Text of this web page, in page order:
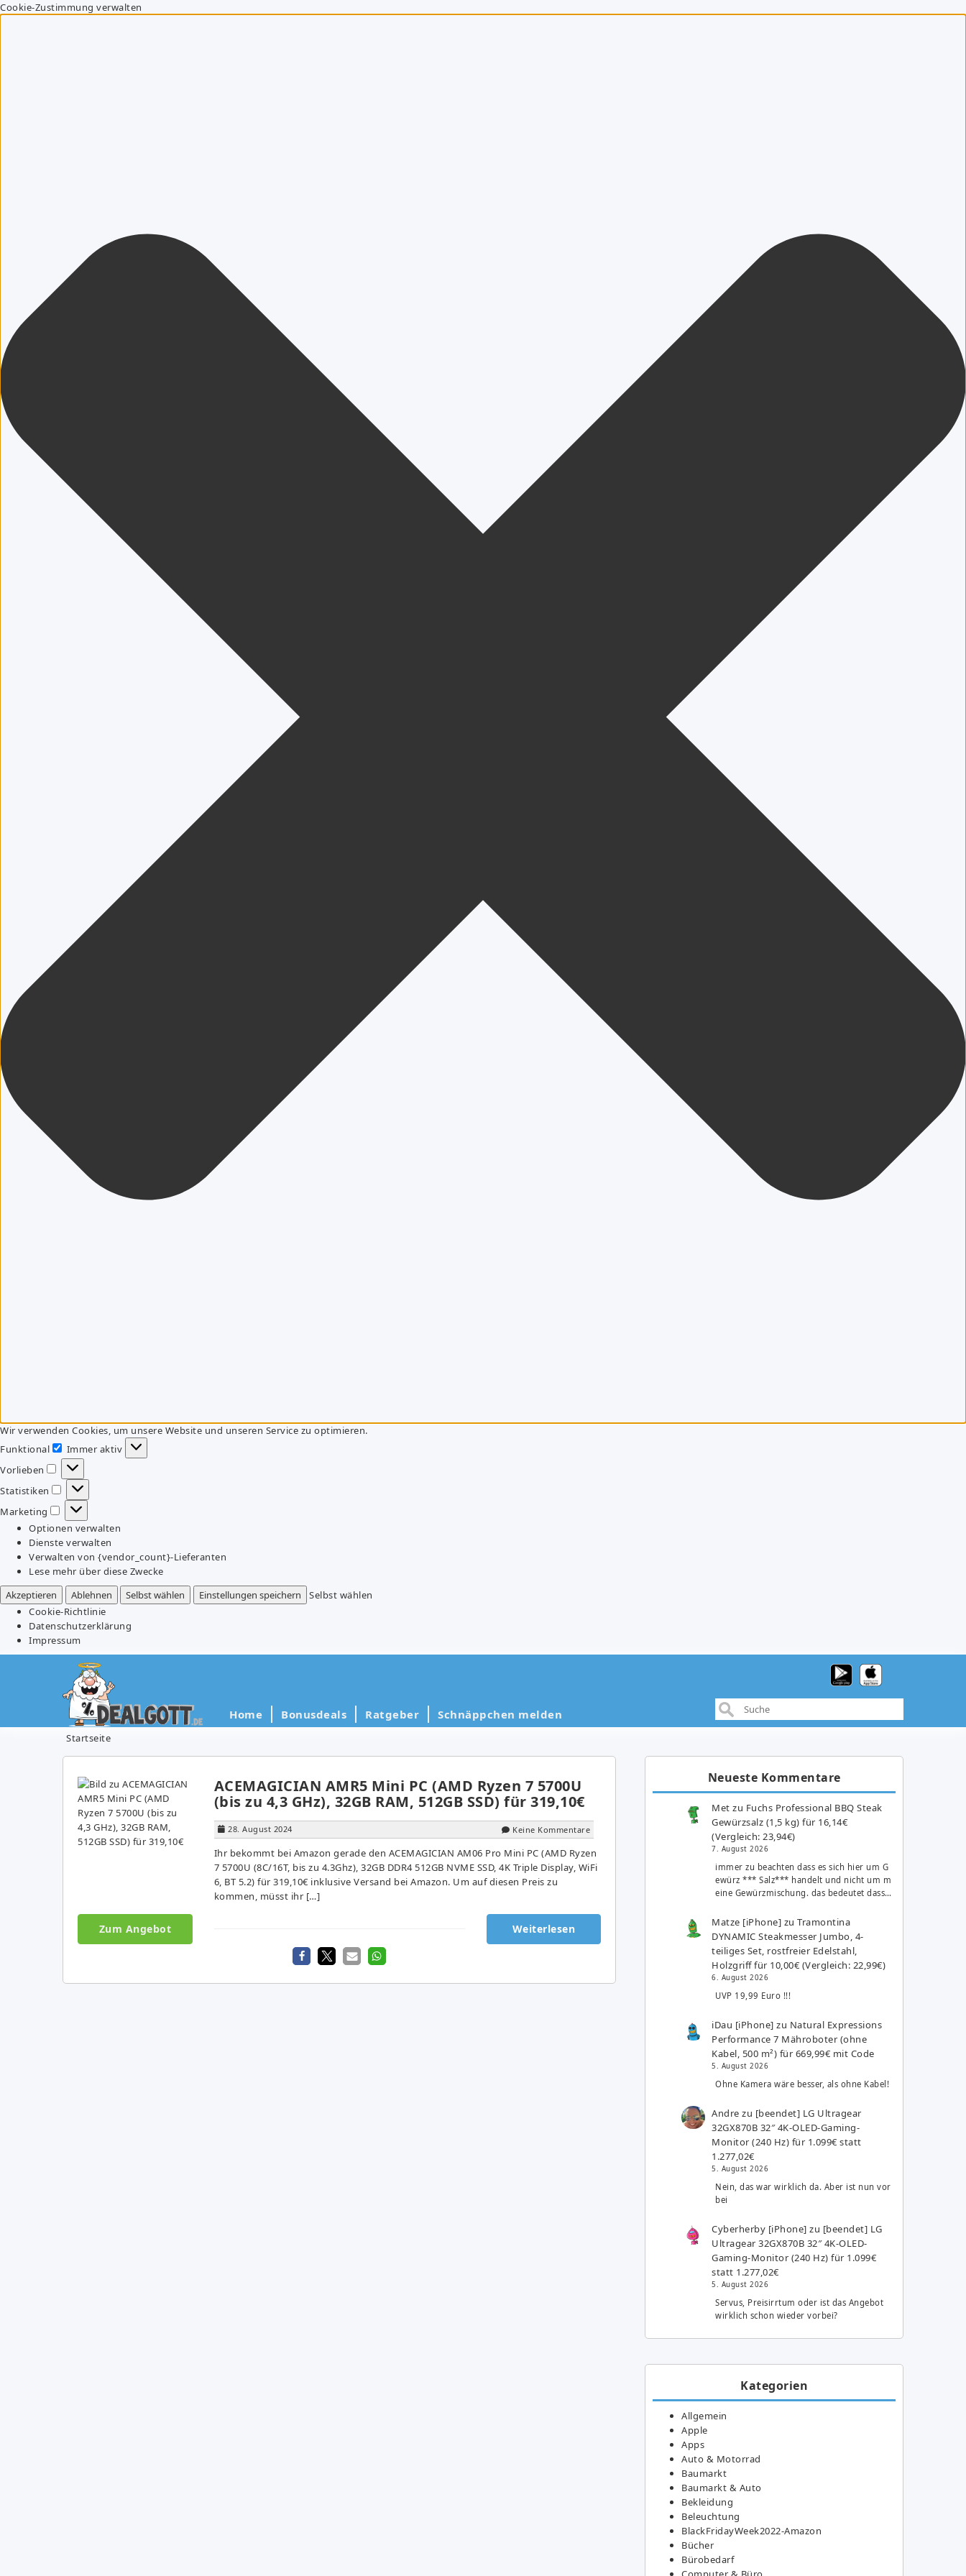
Cookie-Zustimmung verwalten
Wir verwenden Cookies, um unsere Website und unseren Service zu optimieren.
Funktional
Funktional
Immer aktiv
Vorlieben
Vorlieben
Statistiken
Statistiken
Marketing
Marketing
Optionen verwalten
Dienste verwalten
Verwalten von {vendor_count}-Lieferanten
Lese mehr über diese Zwecke
Akzeptieren
Ablehnen Selbst wählen Einstellungen speichern
Selbst wählen
Cookie-Richtlinie
Datenschutzerklärung
Impressum
Home Bonusdeals Ratgeber Schnäppchen melden
Startseite
ACEMAGICIAN AMR5 Mini PC (AMD Ryzen 7 5700U
(bis zu 4,3 GHz), 32GB RAM, 512GB SSD) für 319,10€
28. August 2024 Keine Kommentare
Ihr bekommt bei Amazon gerade den ACEMAGICIAN AM06 Pro Mini PC (AMD Ryzen
7 5700U (8C/16T, bis zu 4.3Ghz), 32GB DDR4 512GB NVME SSD, 4K Triple Display, WiFi
6, BT 5.2) für 319,10€ inklusive Versand bei Amazon. Um auf diesen Preis zu
kommen, müsst ihr […]
Zum Angebot Weiterlesen
Neueste Kommentare
Met zu Fuchs Professional BBQ Steak
Gewürzsalz (1,5 kg) für 16,14€
(Vergleich: 23,94€)
7. August 2026
immer zu beachten dass es sich hier um G
ewürz *** Salz*** handelt und nicht um m
eine Gewürzmischung. das bedeutet dass…
Matze [iPhone] zuTramontina
DYNAMIC Steakmesser Jumbo, 4-
teiliges Set, rostfreier Edelstahl,
Holzgriff für 10,00€ (Vergleich: 22,99€)
6. August 2026
UVP 19,99 Euro !!!
iDau [iPhone] zu Natural Expressions
Performance 7 Mähroboter (ohne
Kabel, 500 m²) für 669,99€ mit Code
5. August 2026
Ohne Kamera wäre besser, als ohne Kabel!
Andre zu [beendet] LG Ultragear
32GX870B 32″ 4K-OLED-Gaming-
Monitor (240 Hz) für 1.099€ statt
1.277,02€
5. August 2026
Nein, das war wirklich da. Aber ist nun vor
bei
Cyberherby [iPhone] zu [beendet] LG
Ultragear 32GX870B 32″ 4K-OLED-
Gaming-Monitor (240 Hz) für 1.099€
statt 1.277,02€
5. August 2026
Servus, Preisirrtum oder ist das Angebot
wirklich schon wieder vorbei?
Kategorien
Allgemein
Apple
Apps
Auto & Motorrad
Baumarkt
Baumarkt & Auto
Bekleidung
Beleuchtung
BlackFridayWeek2022-Amazon
Bücher
Bürobedarf